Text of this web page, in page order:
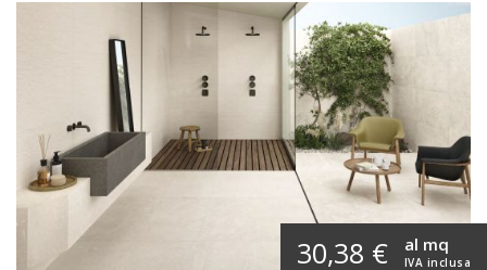
30,38 € IVA inclusa
al mq